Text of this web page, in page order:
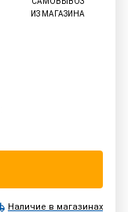
ИЗ МАГАЗИНА
Наличие в магазинах